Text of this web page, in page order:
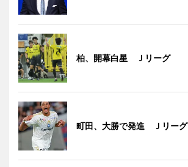
柏、開幕白星 Ｊリーグ
町田、大勝で発進 Ｊリーグ